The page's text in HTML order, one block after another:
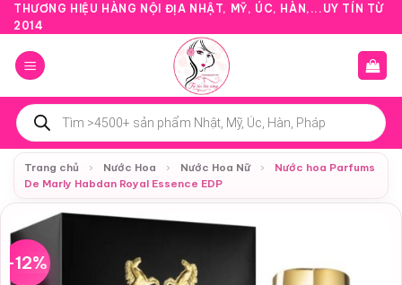
Bỏ
qua
nội
dung
THƯƠNG HIỆU HÀNG NỘI ĐỊA NHẬT, MỸ, ÚC, HÀN,...UY TÍN TỪ
2014
Tìm
kiếm
sản
phẩm
Trang chủ
› Nước Hoa › Nước Hoa Nữ ›
Nước hoa Parfums
De Marly Habdan Royal Essence EDP
-12%